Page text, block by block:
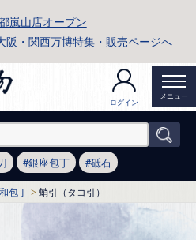
嵐山店オープン
阪・関西万博特集・販売ページへ
ログイン
メニュー
銀座包丁 砥石
和包丁 蛸引（タコ引）